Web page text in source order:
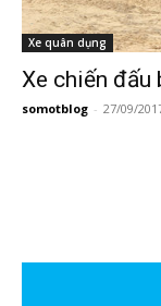
Xe quân dụng
Xe chiến đấu
somotblog - 27/09/